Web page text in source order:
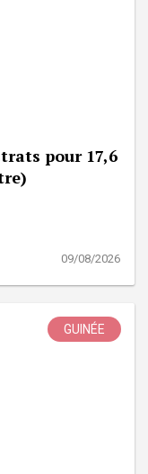
pour 17,6
09/08/2026
GUINÉE